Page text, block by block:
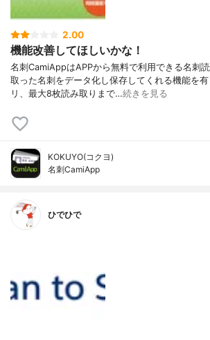
2.00
機能改善してほしいかな！
名刺CamiAppはAPPから無料で利用できる名刺
取った名刺をデータ化し保存してくれる機能を
リ、最大8枚読み取りまで…続きを見る
KOKUYO(コクヨ)
名刺CamiApp
ひでひで